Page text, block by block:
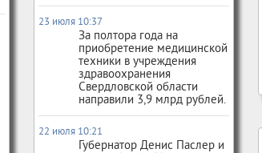
23 июля 10:37
За полтора года на
приобретение медицинской
техники в учреждения
здравоохранения
Свердловской области
направили 3,9 млрд рублей.
22 июля 10:21
Губернатор Денис Паслер и